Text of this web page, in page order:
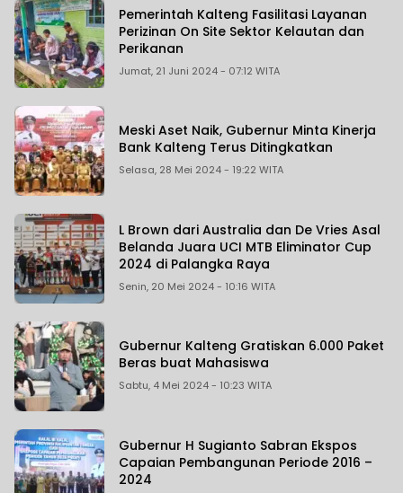
Pemerintah Kalteng Fasilitasi Layanan
Perizinan On Site Sektor Kelautan dan
Perikanan
Jumat, 21 Juni 2024 - 07:12 WITA
Meski Aset Naik, Gubernur Minta Kinerja
Bank Kalteng Terus Ditingkatkan
Selasa, 28 Mei 2024 - 19:22 WITA
L Brown dari Australia dan De Vries Asal
Belanda Juara UCI MTB Eliminator Cup
2024 di Palangka Raya
Senin, 20 Mei 2024 - 10:16 WITA
Gubernur Kalteng Gratiskan 6.000 Paket
Beras buat Mahasiswa
Sabtu, 4 Mei 2024 - 10:23 WITA
Gubernur H Sugianto Sabran Ekspos
Capaian Pembangunan Periode 2016 –
2024